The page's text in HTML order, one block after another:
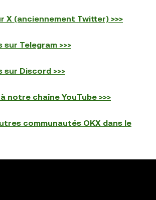
X (anciennement Twitter) >>>
Telegram >>>
sur Discord >>>
notre chaîne YouTube >>>
communautés OKX dans le